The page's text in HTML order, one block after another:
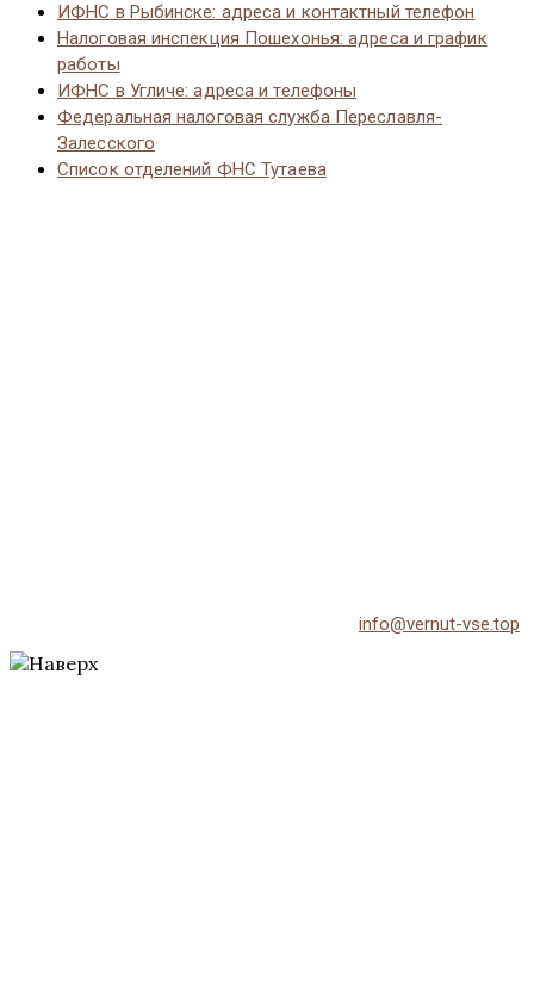
ИФНС в Рыбинске: адреса и контактный телефон
Налоговая инспекция Пошехонья: адреса и график
работы
ИФНС в Угличе: адреса и телефоны
Федеральная налоговая служба Переславля-
Залесского
Список отделений ФНС Тутаева
info@vernut-vse.top